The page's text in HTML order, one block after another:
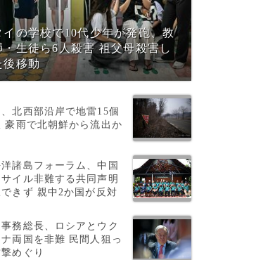
イの学校で10代少年が発砲、教
・生徒ら6人殺害 祖父母殺害し
後移動
北西部沿岸で地雷15個
豪雨で北朝鮮から流出か
諸島フォーラム、中国
イル非難する共同声明
きず 親中2か国が反対
務総長、ロシアとウク
両国を非難 民間人狙っ
めぐり